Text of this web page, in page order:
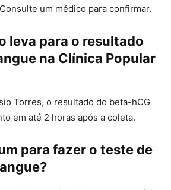
um médico para confirmar.
leva para o resultado
na Clínica Popular
Torres, o resultado do beta-hCG
em até 2 horas após a coleta.
para fazer o teste de